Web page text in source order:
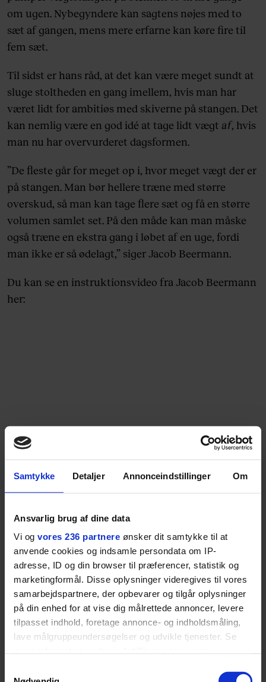
Samtykke Detaljer Annonceindstillinger Om
Ansvarlig brug af dine data
Vi og vores 236 partnere ønsker dit samtykke til at
anvende cookies og indsamle persondata om IP-
adresse, ID og din browser til præferencer, statistik og
marketingformål. Disse oplysninger videregives til vores
samarbejdspartnere, der opbevarer og tilgår oplysninger
på din enhed for at vise dig målrettede annoncer, levere
tilpasset indhold, foretage annonce- og indholdsmåling,
lave målgruppeundersøgelser og udvikle tjenester. Se
tilbage eller ændre indstillinger fra vores
om ugen. Nybegyndere kan sagtens nøjes med to
sæt af gangen, mens mere erfarne kan køre fire til
fem sæt.
Til sidst er hans råd, at det kan være meget sundt at
sluge stoltheden en gang imellem, hvis man har
været lidt for ambitiøs med skiverne på stangen. Det
kan nemlig være en god idé at tage lidt vægt af, hvis
man nu har overvurderet dagsformen.
”De fleste går for meget op i, hvor meget vægt der er
på stangen. Man bør hellere træne med større
overskud, så man kan tage flere sæt og få en større
volumen samlet set. På den måde kan man måske
også træne en ekstra gang i løbet af en uge, fordi
man ikke er så ødelagt,” siger Jacob Beermann.
Du kan se en instruktionsvideo fra Jacob Beermann
her:
LÆS OGSÅ:Træn dig til bedre lagengymnastik
LÆS OGSÅ: Trænings-tendenser: Hvad holder, og
hvad er spild af tid?
LÆS OGSÅ: Jæger og vildtrådgiver for Noma: "Du
behøver ikke tage til Sydafrika, Grønland eller
Australien. Du kan bare tage til Amager"
Se, hvad vi ellers skriver om:Træning,